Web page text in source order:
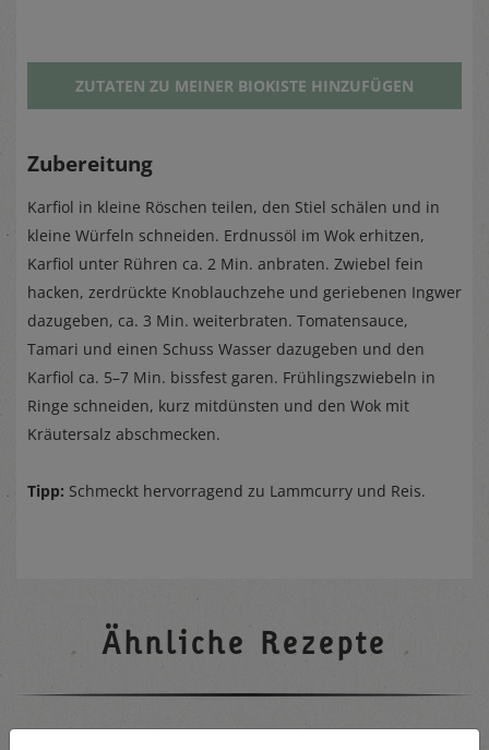
ZUTATEN ZU MEINER BIOKISTE HINZUFÜGEN
Zubereitung
Karfiol in kleine Röschen teilen, den Stiel schälen und in
kleine Würfeln schneiden. Erdnussöl im Wok erhitzen,
Karfiol unter Rühren ca. 2 Min. anbraten. Zwiebel fein
hacken, zerdrückte Knoblauchzehe und geriebenen Ingwer
dazugeben, ca. 3 Min. weiterbraten. Tomatensauce,
Tamari und einen Schuss Wasser dazugeben und den
Karfiol ca. 5–7 Min. bissfest garen. Frühlingszwiebeln in
Ringe schneiden, kurz mitdünsten und den Wok mit
Kräutersalz abschmecken.
Tipp: Schmeckt hervorragend zu Lammcurry und Reis.
Ähnliche Rezepte